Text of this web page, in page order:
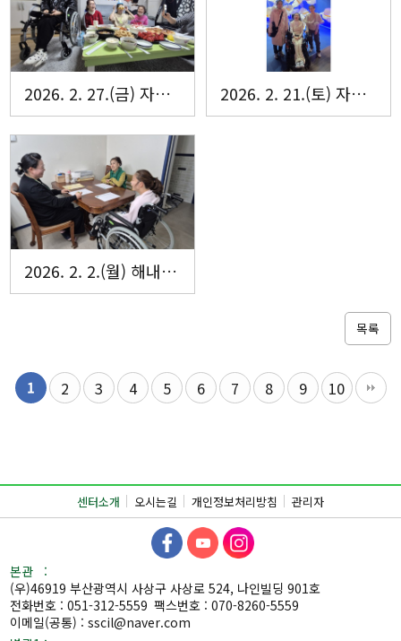
2026. 2. 27.(금) 자립생활주택 로그인홈 송OO씨의 생일파티 2026. 2. 21.(토) 자립생활주택 로그인·해내리홈 문화체험
2026. 2. 2.(월) 해내리홈 입주자회의
목록
1 2 3 4 5 6 7 8 9 10
센터소개 오시는길 개인정보처리방침 관리자
본관 :
(우)46919 부산광역시 사상구 사상로 524, 나인빌딩 901호
전화번호 : 051-312-5559 팩스번호 : 070-8260-5559
이메일(공통) : sscil@naver.com